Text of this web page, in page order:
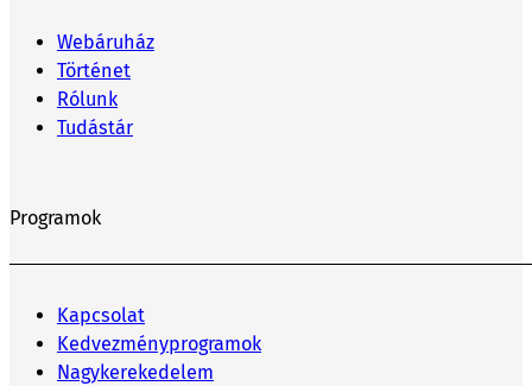
Webáruház
Történet
Rólunk
Tudástár
Programok
Kapcsolat
Kedvezményprogramok
Nagykerekedelem